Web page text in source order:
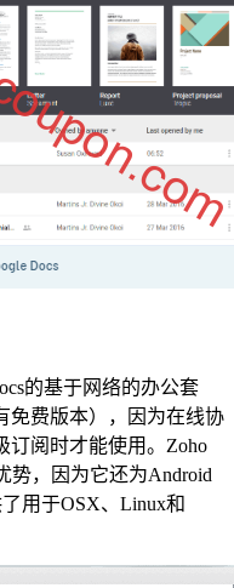
的基于网络的办公套
免费版本），因为在线协
订阅时才能使用。Zoho
势，因为它还为Android
用于OSX、Linux和